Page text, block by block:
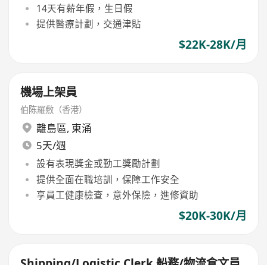
14天有薪年假，生日假
提供醫療計劃，交通津貼
$22K-28K/月
機場上架員
伯陈羅敷（香港）
離島區, 東涌
5天/週
設有表現獎金或勤工獎勵計劃
提供全面在職培訓，保障工作安全
享員工健康檢查，意外保險，進修資助
$20K-30K/月